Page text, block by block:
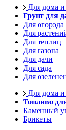
Для дома и
Грунт для
Для огорода
Для
Для теплиц
Для газона
Для дачи
Для сада
Для
Для дома и
Топливо
Каменный
Брикеты